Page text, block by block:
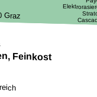
Feinkost